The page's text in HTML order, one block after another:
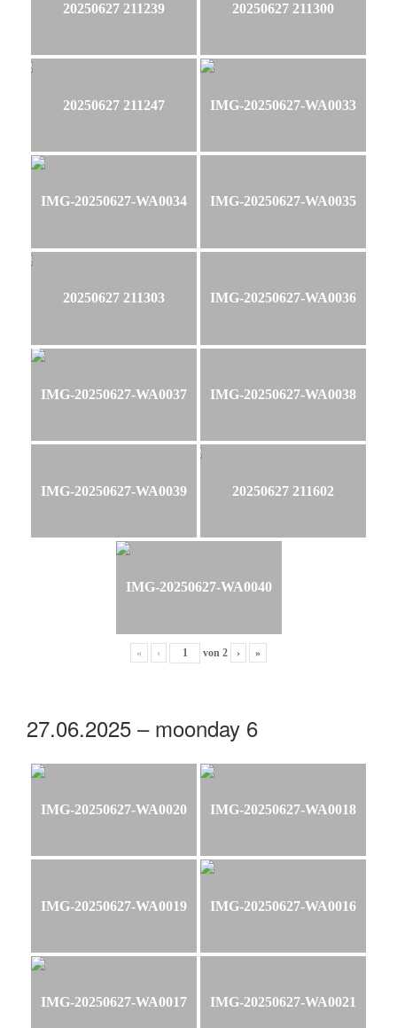
20250627 211239 20250627 211300
20250627 211247 IMG-20250627-WA0033
IMG-20250627-WA0034 IMG-20250627-WA0035
20250627 211303 IMG-20250627-WA0036
IMG-20250627-WA0037 IMG-20250627-WA0038
IMG-20250627-WA0039 20250627 211602
IMG-20250627-WA0040
« ‹ von 2 › »
27.06.2025 – moonday 6
IMG-20250627-WA0020 IMG-20250627-WA0018
IMG-20250627-WA0019 IMG-20250627-WA0016
IMG-20250627-WA0017 IMG-20250627-WA0021